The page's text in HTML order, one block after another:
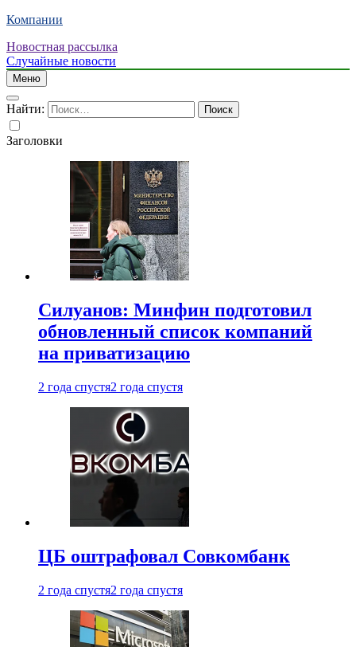
Компании
Новостная рассылка
Случайные новости
Меню
Найти:
Заголовки
Силуанов: Минфин подготовил
обновленный список компаний
на приватизацию
2 года спустя2 года спустя
ЦБ оштрафовал Совкомбанк
2 года спустя2 года спустя